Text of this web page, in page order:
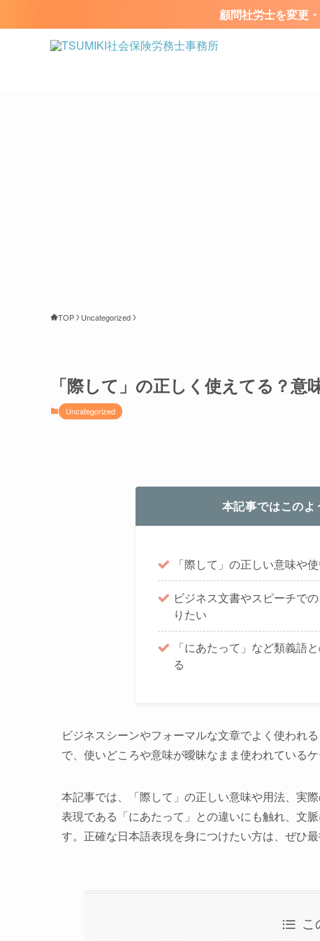
顧問社労士を変更
TOP Uncategorized
「際して」の正しく使えてる？
Uncategorized
本記事ではこの
「際して」の正しい意味や
ビジネス文書やスピーチで
りたい
「にあたって」など類義語
る
ビジネスシーンやフォーマルな文章でよく使われ
で、使いどころや意味が曖昧なまま使われているケ
本記事では、「際して」の正しい意味や用法、実
表現である「にあたって」との違いにも触れ、文
す。正確な日本語表現を身につけたい方は、ぜひ最
こ